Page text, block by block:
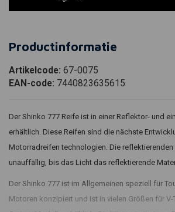
Productinformatie
Artikelcode: 67-0075
EAN-code: 7440823635615
Der Shinko 777 Reife ist in einer Reflektor- und
erhältlich. Diese Reifen sind die nächste
Motorradreifen technologien. Die
unauffällig, bis das Licht das reflektierende
Der Shinko 777 ist im Allgemeinen speziell für
Motoren konzipiert und ist in vielen Größen für